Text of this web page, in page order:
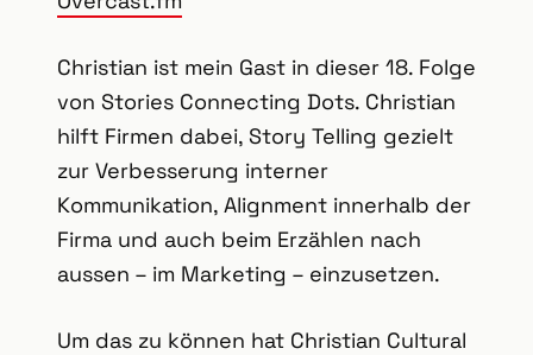
Christian ist mein Gast in dieser 18. Folge
von Stories Connecting Dots. Christian
hilft Firmen dabei, Story Telling gezielt
zur Verbesserung interner
Kommunikation, Alignment innerhalb der
Firma und auch beim Erzählen nach
aussen – im Marketing – einzusetzen.
Um das zu können hat Christian Cultural